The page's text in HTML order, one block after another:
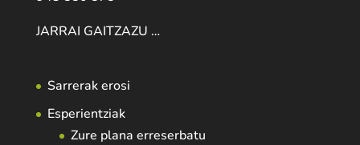
JARRAI GAITZAZU …
Sarrerak erosi
Esperientziak
Zure plana erreserbatu